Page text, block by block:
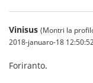
Vinisus (Montri la
2018-januaro-18 12:50:52
Foriranto.